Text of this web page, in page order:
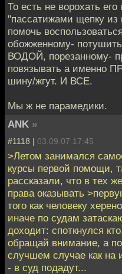
То есть не ворохать
"пассатижами щепку из
помочь
обожженному-
ВОДОЙ, порезанному-
повязывать а именно
шину/жгут. И ВСЕ.
Мы ж не парамедики.
ANK »
#1118 | 03.09.07 17:45
>Летом занимался
курсы первой помощи,
рассказали, что в тех
права оказывать
того как человеку
иначе по судам
доходит: споткнулся
обращай внимание, а
случшем случае как на
- в суд подадут...